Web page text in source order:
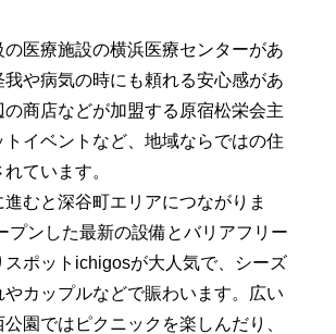
医療施設の横浜医療センターがあ
や病気の時にも頼れる安心感があ
の商店などが加盟する原宿松栄会主
イベントなど、地域ならではの住
ています。
むと深谷町エリアにつながりま
プンした最新の設備とバリアフリー
スポットichigosが大人気で、シーズ
カップルなどで賑わいます。広い
園ではピクニックを楽しんだり、